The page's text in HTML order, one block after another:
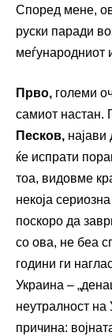
Според мене,
руски паради
меѓународниот
Прво, големи
самиот
Песков, најави
ќе испрати
тоа, видовме
некоја
поскоро да
со ова, не беа
години ги
Украина –
неутралност
причина: